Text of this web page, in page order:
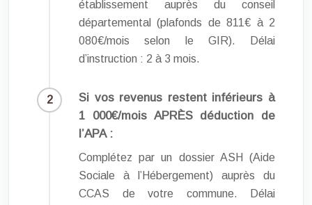
établissement auprès du conseil
départemental (plafonds de 811€ à 2
080€/mois selon le GIR). Délai
d’instruction : 2 à 3 mois.
Si vos revenus restent inférieurs à
1 000€/mois APRÈS déduction de
l’APA :
Complétez par un dossier ASH (Aide
Sociale à l’Hébergement) auprès du
CCAS de votre commune. Délai